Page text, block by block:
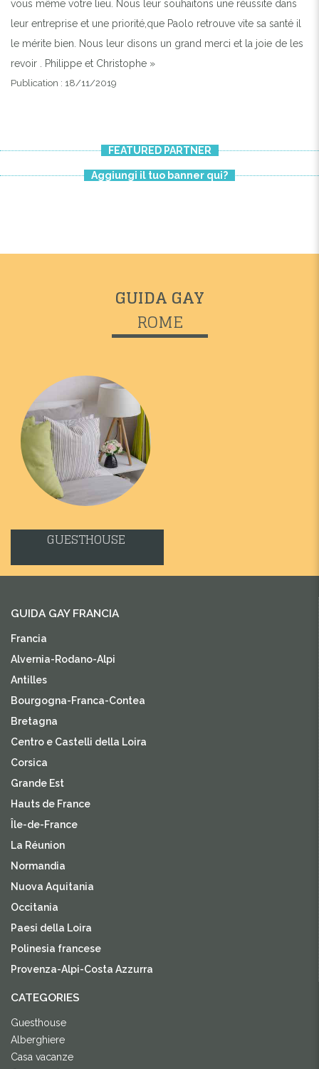
vous même votre lieu. Nous leur souhaitons une réussite dans
leur entreprise et une priorité,que Paolo retrouve vite sa santé il
le mérite bien. Nous leur disons un grand merci et la joie de les
revoir . Philippe et Christophe »
Publication : 18/11/2019
FEATURED PARTNER
Aggiungi il tuo banner qui?
GUIDA GAY
ROME
GUESTHOUSE
GUIDA GAY FRANCIA
Francia
Alvernia-Rodano-Alpi
Antilles
Bourgogna-Franca-Contea
Bretagna
Centro e Castelli della Loira
Corsica
Grande Est
Hauts de France
Île-de-France
La Réunion
Normandia
Nuova Aquitania
Occitania
Paesi della Loira
Polinesia francese
Provenza-Alpi-Costa Azzurra
CATEGORIES
Guesthouse
Alberghiere
Casa vacanze